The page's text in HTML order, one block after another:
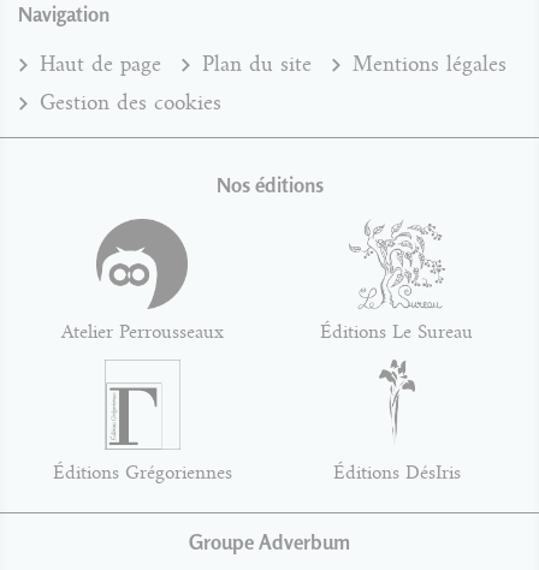
Navigation
Haut de page Plan du site
Mentions légales
Gestion des cookies
Nos éditions
Atelier Perrousseaux Éditions Le Sureau
Éditions Grégoriennes Éditions DésIris
Groupe Adverbum